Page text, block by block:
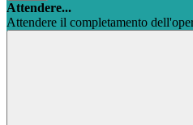
Attendere...
Attendere il completamento